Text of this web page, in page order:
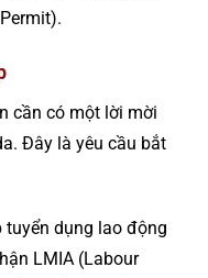
cần có một lời mời
Đây là yêu cầu bắt
tuyển dụng lao động
LMIA (Labour